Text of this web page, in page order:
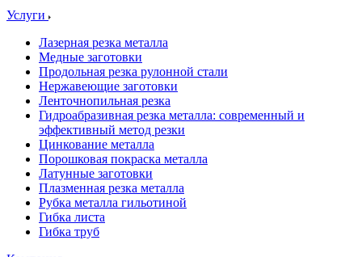
Услуги
Лазерная резка металла
Медные заготовки
Продольная резка рулонной стали
Нержавеющие заготовки
Ленточнопильная резка
Гидроабразивная резка металла: современный и
эффективный метод резки
Цинкование металла
Порошковая покраска металла
Латунные заготовки
Плазменная резка металла
Рубка металла гильотиной
Гибка листа
Гибка труб